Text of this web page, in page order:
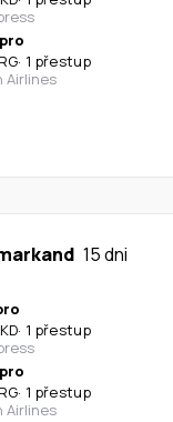
· 1 přestup
Airlines
15 dni
· 1 přestup
· 1 přestup
Airlines